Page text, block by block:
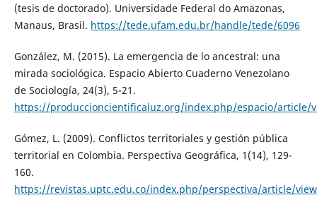
(tesis de doctorado). Universidade Federal do Amazonas,
Manaus, Brasil. https://tede.ufam.edu.br/handle/tede/6096
González, M. (2015). La emergencia de lo ancestral: una
mirada sociológica. Espacio Abierto Cuaderno Venezolano
de Sociología, 24(3), 5-21.
https://produccioncientificaluz.org/index.php/espacio/article/
Gómez, L. (2009). Conflictos territoriales y gestión pública
territorial en Colombia. Perspectiva Geográfica, 1(14), 129-
160.
https://revistas.uptc.edu.co/index.php/perspectiva/article/